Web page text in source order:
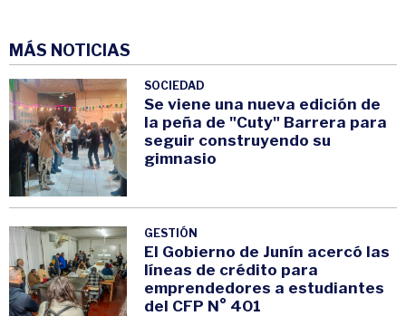
MÁS NOTICIAS
SOCIEDAD
Se viene una nueva edición de
la peña de "Cuty" Barrera para
seguir construyendo su
gimnasio
GESTIÓN
El Gobierno de Junín acercó las
líneas de crédito para
emprendedores a estudiantes
del CFP N° 401